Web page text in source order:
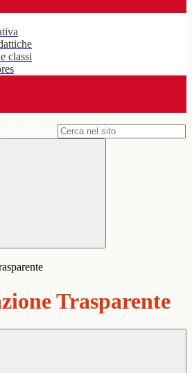
classi
Trasparente